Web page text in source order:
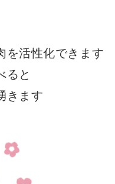
を活性化できます
ると
きます